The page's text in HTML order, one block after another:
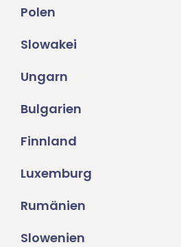
Polen
Slowakei
Ungarn
Bulgarien
Finnland
Luxemburg
Rumänien
Slowenien